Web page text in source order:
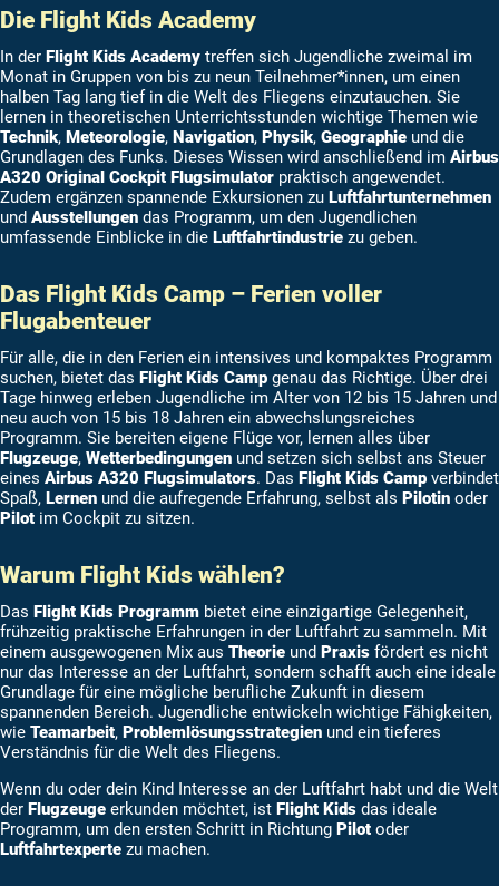
Die Flight Kids Academy
In der Flight Kids Academy treffen sich Jugendliche zweimal im
Monat in Gruppen von bis zu neun Teilnehmer*innen, um einen
halben Tag lang tief in die Welt des Fliegens einzutauchen. Sie
lernen in theoretischen Unterrichtsstunden wichtige Themen wie
Technik, Meteorologie, Navigation, Physik, Geographie und die
Grundlagen des Funks. Dieses Wissen wird anschließend im Airbus
A320 Original Cockpit Flugsimulator praktisch angewendet.
Zudem ergänzen spannende Exkursionen zu Luftfahrtunternehmen
und Ausstellungen das Programm, um den Jugendlichen
umfassende Einblicke in die Luftfahrtindustrie zu geben.
Das Flight Kids Camp – Ferien voller
Flugabenteuer
Für alle, die in den Ferien ein intensives und kompaktes Programm
suchen, bietet das Flight Kids Camp genau das Richtige. Über drei
Tage hinweg erleben Jugendliche im Alter von 12 bis 15 Jahren und
neu auch von 15 bis 18 Jahren ein abwechslungsreiches
Programm. Sie bereiten eigene Flüge vor, lernen alles über
Flugzeuge, Wetterbedingungen und setzen sich selbst ans Steuer
eines Airbus A320 Flugsimulators. Das Flight Kids Camp verbindet
Spaß, Lernen und die aufregende Erfahrung, selbst als Pilotin oder
Pilot im Cockpit zu sitzen.
Warum Flight Kids wählen?
Das Flight Kids Programm bietet eine einzigartige Gelegenheit,
frühzeitig praktische Erfahrungen in der Luftfahrt zu sammeln. Mit
einem ausgewogenen Mix aus Theorie und Praxis fördert es nicht
nur das Interesse an der Luftfahrt, sondern schafft auch eine ideale
Grundlage für eine mögliche berufliche Zukunft in diesem
spannenden Bereich. Jugendliche entwickeln wichtige Fähigkeiten,
wie Teamarbeit, Problemlösungsstrategien und ein tieferes
Verständnis für die Welt des Fliegens.
Wenn du oder dein Kind Interesse an der Luftfahrt habt und die Welt
der Flugzeuge erkunden möchtet, ist Flight Kids das ideale
Programm, um den ersten Schritt in Richtung Pilot oder
Luftfahrtexperte zu machen.